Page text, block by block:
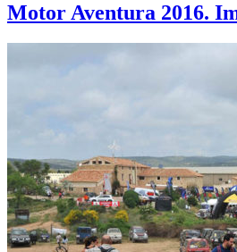
Motor Aventura 2016.